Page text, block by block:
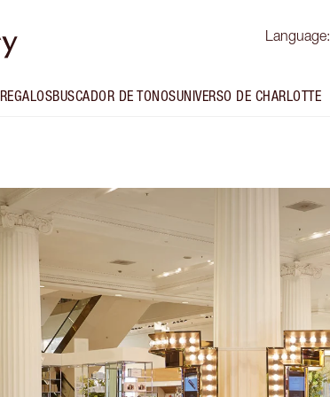
Language:
REGALOSBUSCADOR DE TONOSUNIVERSO DE CHARLOTTE